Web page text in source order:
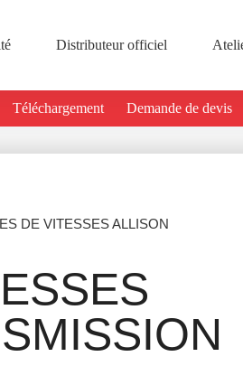
Distributeur officiel
Téléchargement Demande de devis
DE VITESSES ALLISON